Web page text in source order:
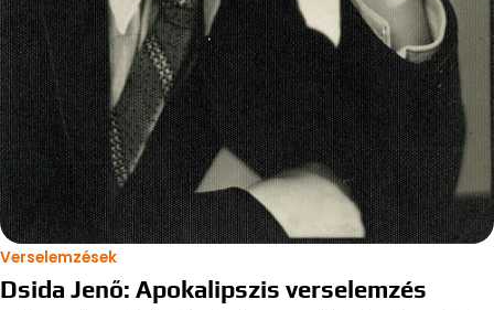
Verselemzések
Dsida Jenő: Apokalipszis verselemzés